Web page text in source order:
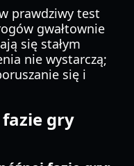
prawdziwy test
gwałtownie
się stałym
nie wystarczą;
się i
gry